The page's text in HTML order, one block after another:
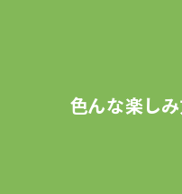
色んな楽し